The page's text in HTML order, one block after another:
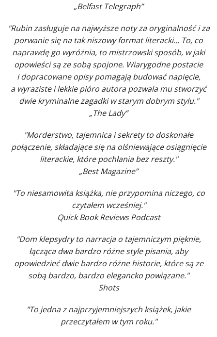
„Belfast Telegraph”
"Rubin zasługuje na najwyższe noty za oryginalność i za
porwanie się na tak niszowy format literacki… To, co
naprawdę go wyróżnia, to mistrzowski sposób, w jaki
opowieści są ze sobą spojone. Wiarygodne postacie
i dopracowane opisy pomagają budować napięcie,
a wyraziste i lekkie pióro autora pozwala mu stworzyć
dwie kryminalne zagadki w starym dobrym stylu."
„The Lady”
"Morderstwo, tajemnica i sekrety to doskonałe
połączenie, składające się na olśniewające osiągnięcie
literackie, które pochłania bez reszty."
„Best Magazine”
"To niesamowita książka, nie przypomina niczego, co
czytałem wcześniej."
Quick Book Reviews Podcast
"Dom klepsydry to narracja o tajemniczym pięknie,
łącząca dwa bardzo różne style pisania, aby
opowiedzieć dwie bardzo różne historie, które są ze
sobą bardzo, bardzo elegancko powiązane."
Shots
"To jedna z najprzyjemniejszych książek, jakie
przeczytałem w tym roku."